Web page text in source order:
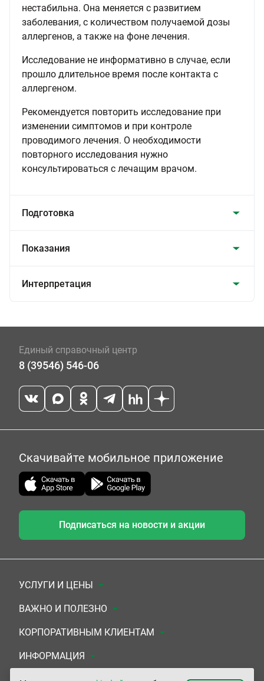
нестабильна. Она меняется с развитием
заболевания, с количеством получаемой дозы
аллергенов, а также на фоне лечения.
Исследование не информативно в случае, если
прошло длительное время после контакта с
аллергеном.
Рекомендуется повторить исследование при
изменении симптомов и при контроле
проводимого лечения. О необходимости
повторного исследования нужно
консультироваться с лечащим врачом.
Подготовка
Показания
Интерпретация
Единый справочный центр
8 (39546) 546-06
Скачивайте мобильное приложение
Подписаться на новости и акции
УСЛУГИ И ЦЕНЫ
Анализы
Комплексы
УЗИ
ВАЖНО И ПОЛЕЗНО
Документы для заключения договора
Система скидок
КОРПОРАТИВНЫМ КЛИЕНТАМ
Медицинским организациям
ИНФОРМАЦИЯ